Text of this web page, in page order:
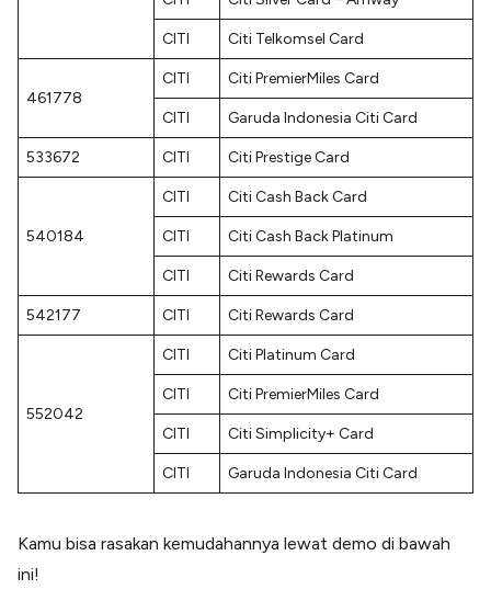
CITI Citi Telkomsel Card
461778
CITI Citi PremierMiles Card
CITI Garuda Indonesia Citi Card
533672 CITI Citi Prestige Card
540184
CITI Citi Cash Back Card
CITI Citi Cash Back Platinum
CITI Citi Rewards Card
542177 CITI Citi Rewards Card
552042
CITI Citi Platinum Card
CITI Citi PremierMiles Card
CITI Citi Simplicity+ Card
CITI Garuda Indonesia Citi Card
Kamu bisa rasakan kemudahannya lewat demo di bawah
ini!